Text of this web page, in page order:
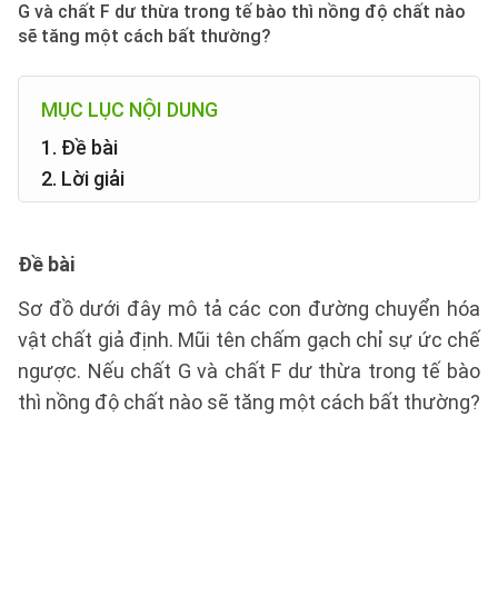
G và chất F dư thừa trong tế bào thì nồng độ chất nào
sẽ tăng một cách bất thường?
MỤC LỤC NỘI DUNG
1. Đề bài
2. Lời giải
Đề bài
Sơ đồ dưới đây mô tả các con đường chuyển hóa
vật chất giả định. Mũi tên chấm gạch chỉ sự ức chế
ngược. Nếu chất G và chất F dư thừa trong tế bào
thì nồng độ chất nào sẽ tăng một cách bất thường?